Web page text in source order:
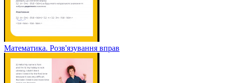
Математика. Розв'язування вправ